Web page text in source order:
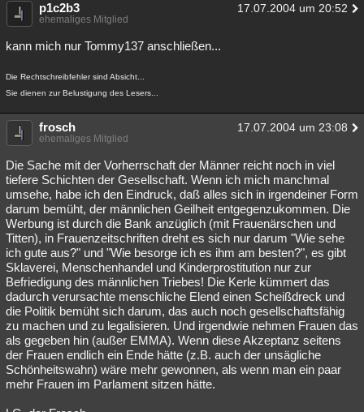
p1c2b3 17.07.2004 um 20:52
ehemaliges Mitglied
kann mich nur Tommy137 anschließen...
Die Rechtschreibfehler sind Absicht...
Sie dienen zur Belustigung des Lesers...
frosch 17.07.2004 um 23:08
ehemaliges Mitglied
Die Sache mit der Vorherrschaft der Männer reicht noch in viel
tiefere Schichten der Gesellschaft. Wenn ich mich manchmal
umsehe, habe ich den Eindruck, daß alles sich in irgendeiner Form
darum bemüht, der männlichen Geilheit entgegenzukommen. Die
Werbung ist durch die Bank anzüglich (mit Frauenärschen und
Titten), in Frauenzeitschriften dreht es sich nur darum "Wie sehe
ich gute aus?" und "Wie besorge ich es ihm am besten?", es gibt
Sklaverei, Menschenhandel und Kinderprostitution nur zur
Befriedigung des männlichen Triebes! Die Kerle kümmert das
dadurch verursachte menschliche Elend einen Scheißdreck und
die Politik bemüht sich darum, das auch noch gesellschaftsfähig
zu machen und zu legalisieren. Und irgendwie nehmen Frauen das
als gegeben hin (außer EMMA). Wenn diese Akzeptanz seitens
der Frauen endlich ein Ende hätte (z.B. auch der unsägliche
Schönheitswahn) wäre mehr gewonnen, als wenn man ein paar
mehr Frauen im Parlament sitzen hätte.